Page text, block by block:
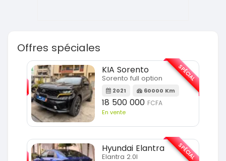
Offres spéciales
KIA Sorento
Sorento full option
2021 60000 Km
18 500 000 FCFA
En vente
SPÉCIAL
Hyundai Elantra
Elantra 2.0l SPÉCIAL